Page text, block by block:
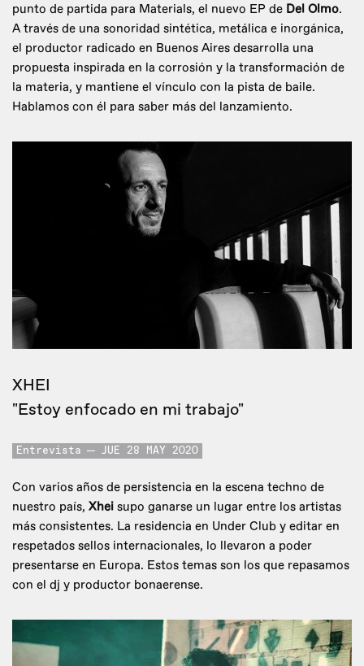
punto de partida para Materials, el nuevo EP de Del Olmo.
A través de una sonoridad sintética, metálica e inorgánica,
el productor radicado en Buenos Aires desarrolla una
propuesta inspirada en la corrosión y la transformación de
la materia, y mantiene el vínculo con la pista de baile.
Hablamos con él para saber más del lanzamiento.
XHEI
"Estoy enfocado en mi trabajo"
Entrevista JUE 28 MAY 2020
Con varios años de persistencia en la escena techno de
nuestro país, Xhei supo ganarse un lugar entre los artistas
más consistentes. La residencia en Under Club y editar en
respetados sellos internacionales, lo llevaron a poder
presentarse en Europa. Estos temas son los que repasamos
con el dj y productor bonaerense.